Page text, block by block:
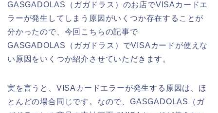
GASGADOLAS（ガガドラス）のお店でVISAカードエ
ラーが発生してしまう原因がいくつか存在することが
分かったので、今回こちらの記事で
GASGADOLAS（ガガドラス）でVISAカードが使えな
い原因をいくつか紹介させていただきます。
実を言うと、VISAカードエラーが発生する原因は、ほ
とんどの場合同じです。なので、GASGADOLAS（ガ